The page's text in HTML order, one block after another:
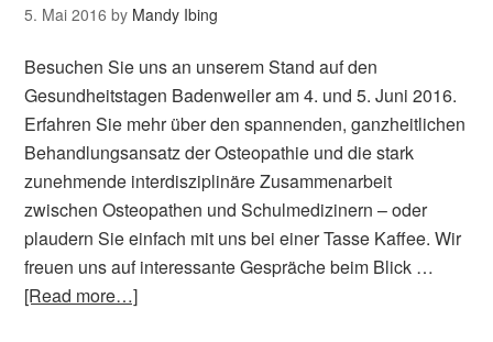
5. Mai 2016 by Mandy Ibing
Besuchen Sie uns an unserem Stand auf den
Gesundheitstagen Badenweiler am 4. und 5. Juni 2016.
Erfahren Sie mehr über den spannenden, ganzheitlichen
Behandlungsansatz der Osteopathie und die stark
zunehmende interdisziplinäre Zusammenarbeit
zwischen Osteopathen und Schulmedizinern – oder
plaudern Sie einfach mit uns bei einer Tasse Kaffee. Wir
freuen uns auf interessante Gespräche beim Blick …
[Read more…]